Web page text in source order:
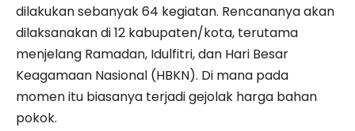
dilakukan sebanyak 64 kegiatan. Rencananya akan
dilaksanakan di 12 kabupaten/kota, terutama
menjelang Ramadan, Idulfitri, dan Hari Besar
Keagamaan Nasional (HBKN). Di mana pada
momen itu biasanya terjadi gejolak harga bahan
pokok.